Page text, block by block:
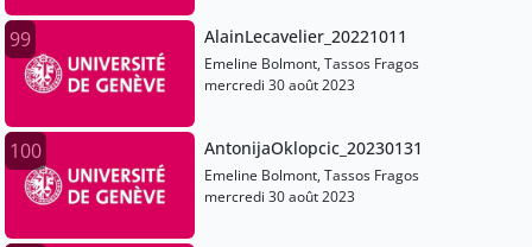
99 AlainLecavelier_20221011
Emeline Bolmont, Tassos Fragos
mercredi 30 août 2023
100 AntonijaOklopcic_20230131
Emeline Bolmont, Tassos Fragos
mercredi 30 août 2023